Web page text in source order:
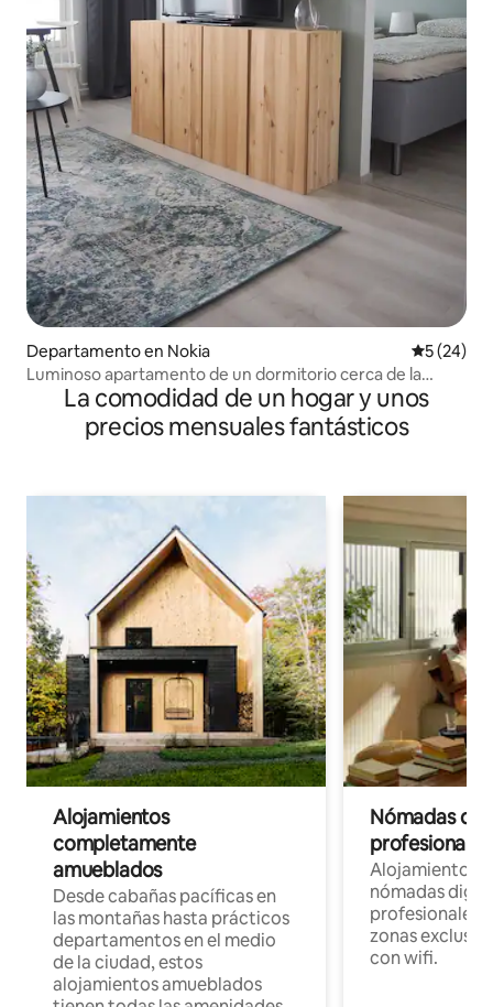
Departamento en Nokia
5 (24)
Luminoso apartamento de un dormitorio cerca de la
estación de Nokian
La comodidad de un hogar y unos
precios mensuales fantásticos
Alojamientos
completamente
amueblados
Desde cabañas pacíficas en
las montañas hasta prácticos
departamentos en el medio
de la ciudad, estos
alojamientos amueblados
Nómadas
Alojamientos
nómadas
profesionales
zonas
con wifi.